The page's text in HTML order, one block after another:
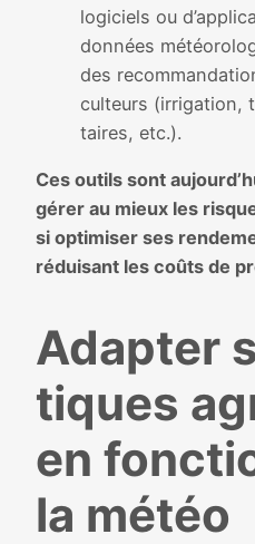
logi­ciels ou
don­nées
des
cul­teurs (irri­ga­tion,
taires, etc.).
Ces outils sont
gérer au mieux les
si opti­mi­ser ses
rédui­sant les coûts de
Adapter
tiques
en
la météo